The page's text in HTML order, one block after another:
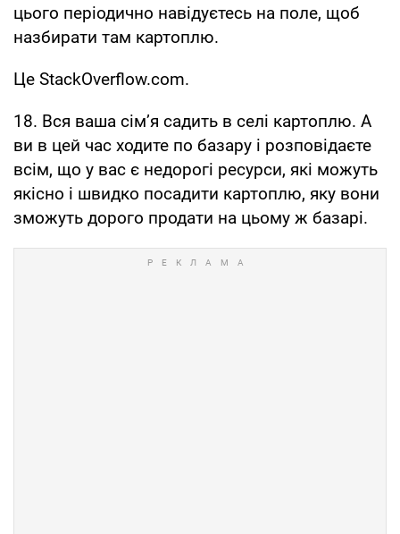
цього періодично навідуєтесь на поле, щоб
назбирати там картоплю.
Це StackOverflow.com.
18. Вся ваша сім’я садить в селі картоплю. А
ви в цей час ходите по базару і розповідаєте
всім, що у вас є недорогі ресурси, які можуть
якісно і швидко посадити картоплю, яку вони
зможуть дорого продати на цьому ж базарі.